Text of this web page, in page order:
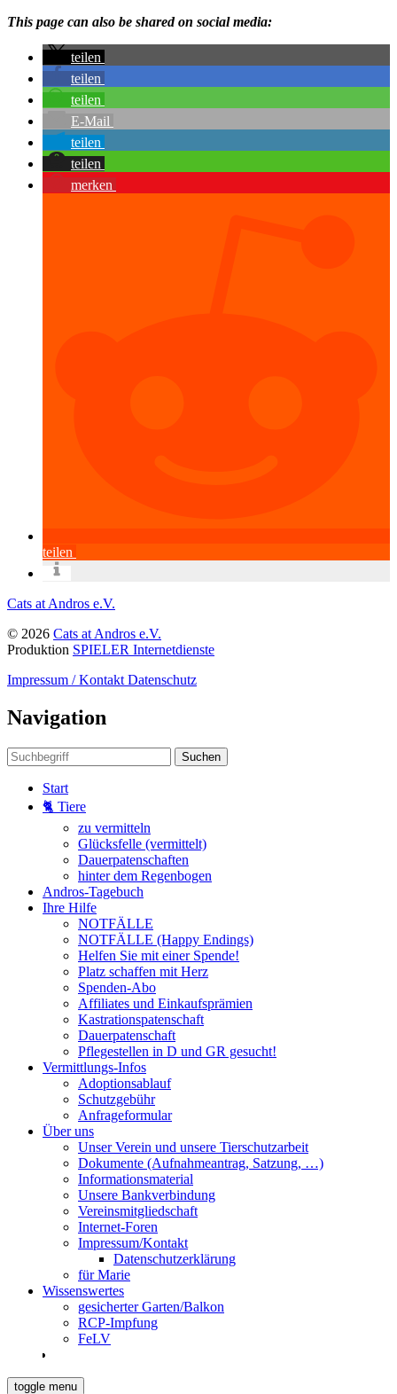
This page can also be shared on social media:
teilen
teilen
teilen
E-Mail
teilen
teilen
merken
teilen
Cats at Andros e.V.
© 2026 Cats at Andros e.V.
Produktion SPIELER Internetdienste
Impressum / Kontakt Datenschutz
Navigation
Suchen
Start
🐈 Tiere
zu vermitteln
Glücksfelle (vermittelt)
Dauerpatenschaften
hinter dem Regenbogen
Andros-Tagebuch
Ihre Hilfe
NOTFÄLLE
NOTFÄLLE (Happy Endings)
Helfen Sie mit einer Spende!
Platz schaffen mit Herz
Spenden-Abo
Affiliates und Einkaufsprämien
Kastrationspatenschaft
Dauerpatenschaft
Pflegestellen in D und GR gesucht!
Vermittlungs-Infos
Adoptionsablauf
Schutzgebühr
Anfrageformular
Über uns
Unser Verein und unsere Tierschutzarbeit
Dokumente (Aufnahmeantrag, Satzung, …)
Informationsmaterial
Unsere Bankverbindung
Vereinsmitgliedschaft
Internet-Foren
Impressum/Kontakt
Datenschutzerklärung
für Marie
Wissenswertes
gesicherter Garten/Balkon
RCP-Impfung
FeLV
toggle menu